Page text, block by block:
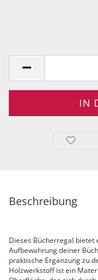
Beschreibung
Dieses Bücherregal bietet
Aufbewahrung deiner
praktische Ergänzung zu
Holzwerkstoff ist ein